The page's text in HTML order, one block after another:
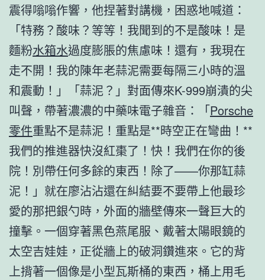
震得嗡嗡作響，他捏著對講機，困惑地喊道：
「特務？酸味？等等！我聞到的不是酸味！是
麵粉水箱水過度膨脹的焦慮味！還有，我現在
走不開！我的陳年老蒜泥需要每隔三小時的溫
和震動！」「蒜泥？」對面傳來K-999崩潰的尖
叫聲，帶著濃濃的中藥味電子雜音：「Porsche
零件重點不是蒜泥！重點是**時空正在彎曲！**
我們的推進器快沒紅棗了！快！我們在你的後
院！別帶任何多餘的東西！除了——你那缸蒜
泥！」就在廖沾沾還在糾結要不要帶上他最珍
愛的那把銀勺時，外面的牆壁傳來一聲巨大的
撞擊。一個穿著黑色燕尾服、戴著太陽眼鏡的
太空吉娃娃，正從牆上的破洞鑽進來。它的背
上揹著一個像是小型瓦斯桶的東西，桶上用毛